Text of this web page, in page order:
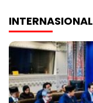
INTERNASIONAL